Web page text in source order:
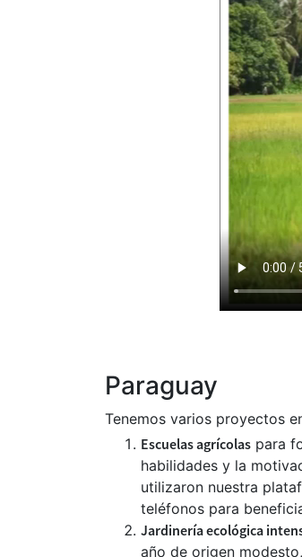
Paraguay
Tenemos varios proyectos
Escuelas agrícolas para
habilidades y la
utilizaron nuestra
teléfonos para
Jardinería ecológica
año de origen